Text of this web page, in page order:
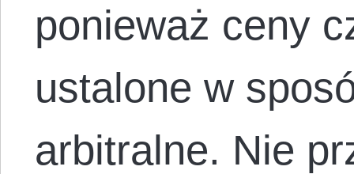
ponieważ ceny
ustalone w
arbitralne. Nie